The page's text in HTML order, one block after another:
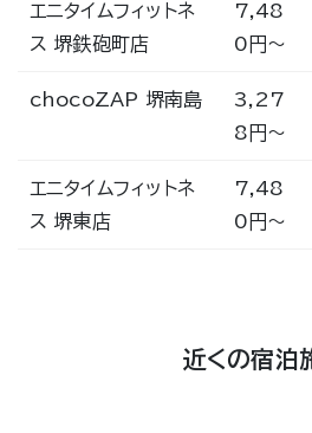
エニタイムフィットネ
ス 堺鉄砲町店
7,48
0円〜
chocoZAP 堺南島
3,27
8円〜
エニタイムフィットネ
ス 堺東店
7,48
0円〜
近くの宿泊